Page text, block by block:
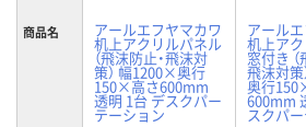
商品名 アールエフヤマカワ
机上アクリルパネル
（飛沫防止・飛沫対
策） 幅1200×奥行
150×高さ600mm
透明 1台 デスクパー
テーション
アール
机上ア
窓付き （
飛沫対策
奥行
600mm
スクパ